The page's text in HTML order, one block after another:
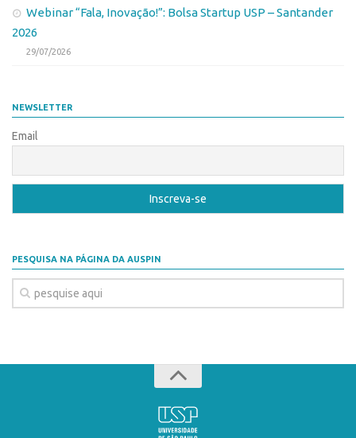
Programas
Showroom de Tecnologias
Bolsas
Bolsa Empreendedorismo
Entidades
Webinar “Fala, Inovação!”: Bolsa Startup USP – Santander
2026
29/07/2026
NEWSLETTER
Email
PESQUISA NA PÁGINA DA AUSPIN